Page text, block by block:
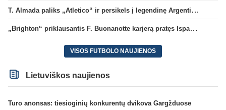
T. Almada paliks „Atletico“ ir persikels į legendinę Argentinos ekipą
„Brighton“ priklausantis F. Buonanotte karjerą pratęs Ispanijoje
VISOS FUTBOLO NAUJIENOS
Lietuviškos naujienos
Turo anonsas: tiesioginių konkurentų dvikova Gargžduose